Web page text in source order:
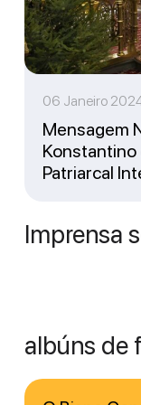
06 Janeiro
Mensagem
Konstantino
Patriarcal
Imprensa
albúns de